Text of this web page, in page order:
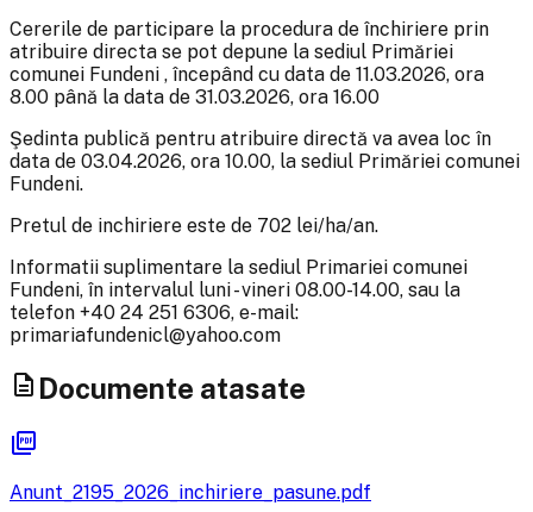
Cererile de participare la procedura de închiriere prin
atribuire directa se pot depune la sediul Primăriei
comunei Fundeni , începând cu data de 11.03.2026, ora
8.00 până la data de 31.03.2026, ora 16.00
Şedinta publică pentru atribuire directă va avea loc în
data de 03.04.2026, ora 10.00, la sediul Primăriei comunei
Fundeni.
Pretul de inchiriere este de 702 lei/ha/an.
Informatii suplimentare la sediul Primariei comunei
Fundeni, în intervalul luni - vineri 08.00-14.00, sau la
telefon +40 24 251 6306, e-mail:
primariafundenicl@yahoo.com
description Documente atasate
picture_as_pdf
Anunt_2195_2026_inchiriere_pasune.pdf